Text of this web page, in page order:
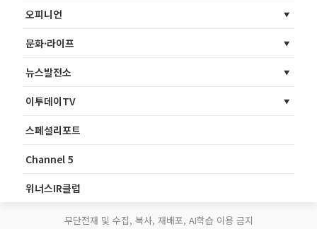
오피니언
문화·라이프
뉴스발전소
이투데이TV
스페셜리포트
Channel 5
위너스IR클럽
무단전재 및 수집, 복사, 재배포, AI학습 이용 금지